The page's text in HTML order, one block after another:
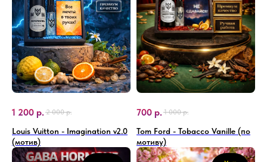
1 200 р. 2 000 р.
Louis Vuitton - Imagination v2.0
(мотив)
700 р. 1 000 р.
Tom Ford - Tobacco Vanille (по
мотиву)